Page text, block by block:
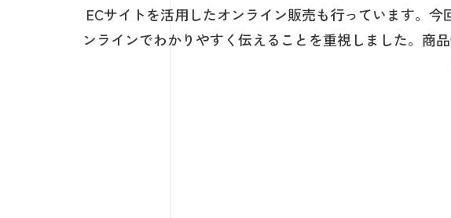
ECサイトを活用したオンライン販売も行っています。
ンラインでわかりやすく伝えることを重視しました。商